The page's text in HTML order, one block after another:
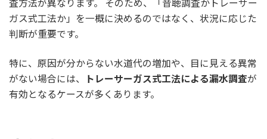
査方法が異なります。 そのため、「音聴調査かトレーサー
ガス式工法か」を一概に決めるのではなく、状況に応じた
判断が重要です。
特に、原因が分からない水道代の増加や、目に見える異常
がない場合には、
トレーサーガス式工法による漏水調査が
有効となるケースが多くあります。